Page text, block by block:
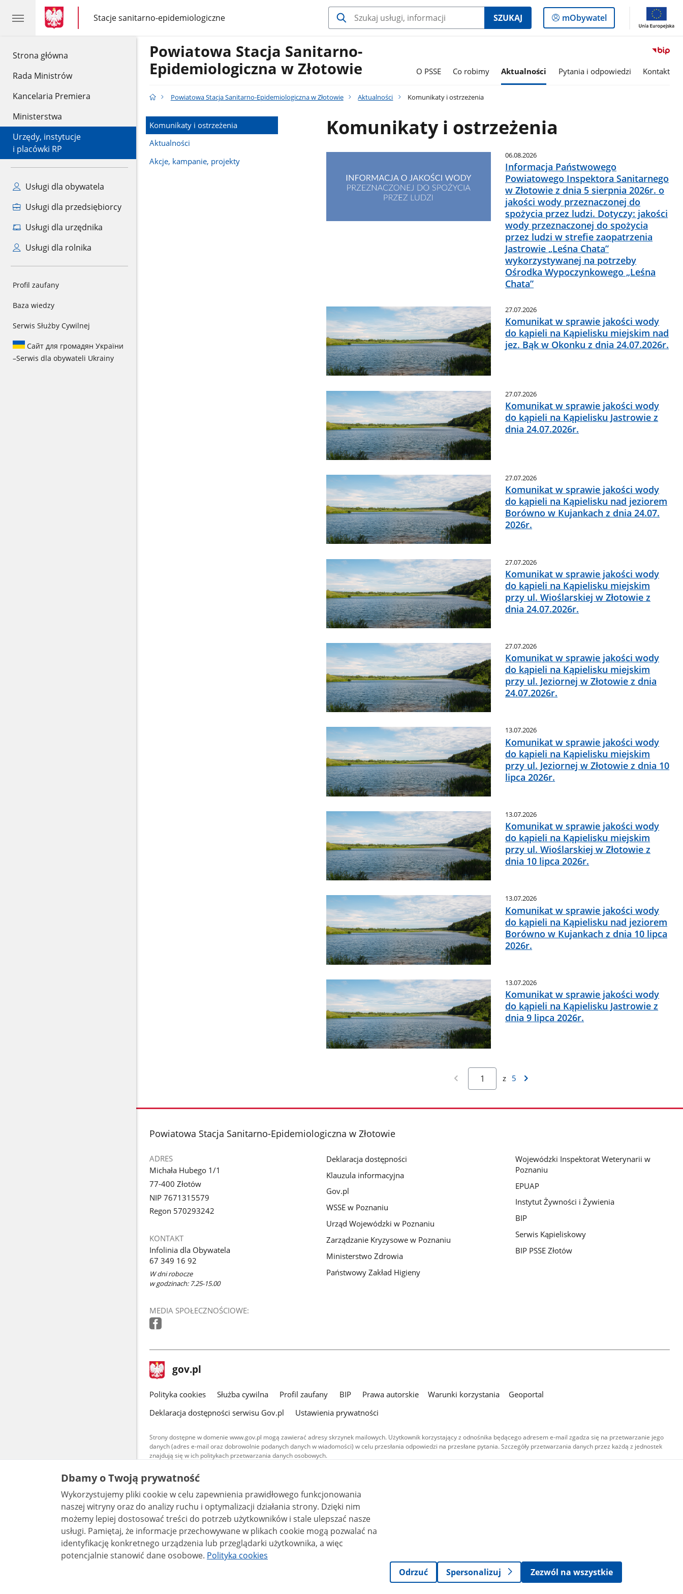
Strona główna
Rada Ministrów
Kancelaria Premiera
Ministerstwa
Urzędy, instytucje
i placówki RP
Usługi dla obywatela
Usługi dla przedsiębiorcy
Usługi dla urzędnika
Usługi dla rolnika
Profil zaufany
Baza wiedzy
Serwis Służby Cywilnej
Сайт для громадян України
–Serwis dla obywateli Ukrainy
gov.pl
gov.pl
Stacje sanitarno-epidemiologiczne
gov.pl
Stacje
sanitarno-
epidemiologiczne
SZUKAJ
Logowanie
do
mObywatel
Powiatowa Stacja Sanitarno-
Epidemiologiczna w Złotowie
O PSSE Co robimy Aktualności Pytania i odpowiedzi Kontakt
Powiatowa Stacja Sanitarno-Epidemiologiczna w Złotowie Aktualności Komunikaty i ostrzeżenia
Komunikaty i ostrzeżenia
Aktualności
Akcje, kampanie, projekty
Komunikaty i ostrzeżenia
06.08.2026
Informacja Państwowego
Powiatowego Inspektora Sanitarnego
w Złotowie z dnia 5 sierpnia 2026r. o
jakości wody przeznaczonej do
spożycia przez ludzi. Dotyczy: jakości
wody przeznaczonej do spożycia
przez ludzi w strefie zaopatrzenia
Jastrowie „Leśna Chata”
wykorzystywanej na potrzeby
Ośrodka Wypoczynkowego „Leśna
Chata”
27.07.2026
Komunikat w sprawie jakości wody
do kąpieli na Kąpielisku miejskim nad
jez. Bąk w Okonku z dnia 24.07.2026r.
27.07.2026
Komunikat w sprawie jakości wody
do kąpieli na Kąpielisku Jastrowie z
dnia 24.07.2026r.
27.07.2026
Komunikat w sprawie jakości wody
do kąpieli na Kąpielisku nad jeziorem
Borówno w Kujankach z dnia 24.07.
2026r.
27.07.2026
Komunikat w sprawie jakości wody
do kąpieli na Kąpielisku miejskim
przy ul. Wioślarskiej w Złotowie z
dnia 24.07.2026r.
27.07.2026
Komunikat w sprawie jakości wody
do kąpieli na Kąpielisku miejskim
przy ul. Jeziornej w Złotowie z dnia
24.07.2026r.
13.07.2026
Komunikat w sprawie jakości wody
do kąpieli na Kąpielisku miejskim
przy ul. Jeziornej w Złotowie z dnia 10
lipca 2026r.
13.07.2026
Komunikat w sprawie jakości wody
do kąpieli na Kąpielisku miejskim
przy ul. Wioślarskiej w Złotowie z
dnia 10 lipca 2026r.
13.07.2026
Komunikat w sprawie jakości wody
do kąpieli na Kąpielisku nad jeziorem
Borówno w Kujankach z dnia 10 lipca
2026r.
13.07.2026
Komunikat w sprawie jakości wody
do kąpieli na Kąpielisku Jastrowie z
dnia 9 lipca 2026r.
z 5
stopka
Powiatowa Stacja Sanitarno-Epidemiologiczna w Złotowie
ADRES
Michała Hubego 1/1
77-400 Złotów
NIP 7671315579
Regon 570293242
KONTAKT
Infolinia dla Obywatela
67 349 16 92
W dni robocze
w godzinach: 7.25-15.00
MEDIA SPOŁECZNOŚCIOWE:
Deklaracja dostępności
Klauzula informacyjna
Gov.pl
WSSE w Poznaniu
Urząd Wojewódzki w Poznaniu
Zarządzanie Kryzysowe w Poznaniu
Ministerstwo Zdrowia
Państwowy Zakład Higieny
Wojewódzki Inspektorat Weterynarii w
Poznaniu
EPUAP
Instytut Żywności i Żywienia
BIP
Serwis Kąpieliskowy
BIP PSSE Złotów
stopka
gov.pl Strona
gov.pl
gov.pl
Polityka cookies Służba cywilna Profil zaufany BIP Prawa autorskie Warunki korzystania
Geoportal
Deklaracja dostępności serwisu Gov.pl
Ustawienia prywatności
Strony dostępne w domenie www.gov.pl mogą zawierać adresy skrzynek mailowych. Użytkownik korzystający z odnośnika będącego adresem e-mail zgadza się na przetwarzanie jego
danych (adres e-mail oraz dobrowolnie podanych danych w wiadomości) w celu przesłania odpowiedzi na przesłane pytania. Szczegóły przetwarzania danych przez każdą z jednostek
znajdują się w ich politykach przetwarzania danych osobowych.
Treści tekstowe publikowane w serwisie (z wyłączeniem treści audiowizualnych), są
udostępniane na licencji typu Creative Commons: uznanie autorstwa - na tych samych
warunkach 4.0 (CC BY-SA 4.0). Materiały audiowizualne, w tym zdjęcia, materiały audio i wideo,
są udostępniane na licencji typu Creative Commons: uznanie autorstwa użycie niekomercyjne -
bez utworów zależnych 4.0 (CC BY-NC-ND 4.0), o ile nie jest to stwierdzone inaczej.
Dbamy o Twoją prywatność
Wykorzystujemy pliki cookie w celu zapewnienia prawidłowego funkcjonowania
naszej witryny oraz do analizy ruchu i optymalizacji działania strony. Dzięki nim
możemy lepiej dostosować treści do potrzeb użytkowników i stale ulepszać nasze
usługi. Pamiętaj, że informacje przechowywane w plikach cookie mogą pozwalać na
identyfikację konkretnego urządzenia lub przeglądarki użytkownika, a więc
potencjalnie stanowić dane osobowe. Polityka cookies
Odrzuć
Spersonalizuj Zezwól na wszystkie